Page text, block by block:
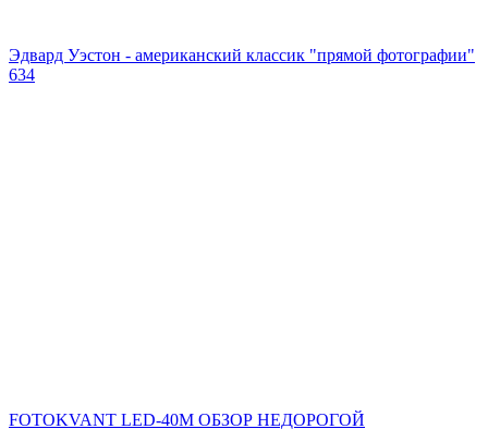
Эдвард Уэстон - американский классик "прямой фотографии"
634
FOTOKVANT LED-40M ОБЗОР НЕДОРОГОЙ